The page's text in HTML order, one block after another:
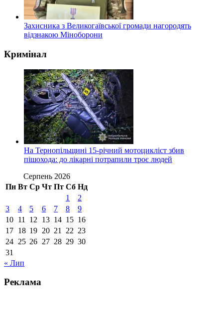
Захисника з Великогаївської громади нагородять
відзнакою Міноборони
Кримінал
На Тернопільщині 15-річний мотоцикліст збив
пішохода: до лікарні потрапили троє людей
Серпень 2026
Пн Вт Ср Чт Пт Сб Нд
1
2
3
4 5 6 7 8
9
10 11 12 13 14 15 16
17 18 19 20 21 22 23
24 25 26 27 28 29 30
31
« Лип
Реклама